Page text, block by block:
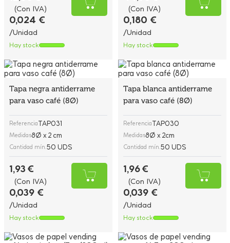
(Con IVA)
0,024 €
/Unidad
Hay stock
(Con IVA)
0,180 €
/Unidad
Hay stock
Tapa negra antiderrame
para vaso café (8Ø)
ReferenciaTAP031
Medidas8Ø x 2 cm
Cantidad mín.50 UDS
1,93 €
(Con IVA)
0,039 €
/Unidad
Hay stock
Tapa blanca antiderrame
para vaso café (8Ø)
ReferenciaTAP030
Medidas8Ø x 2cm
Cantidad mín.50 UDS
1,96 €
(Con IVA)
0,039 €
/Unidad
Hay stock